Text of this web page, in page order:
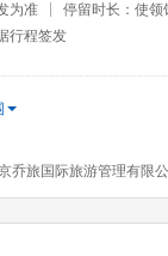
为准
停留时长：使领
行程签发
乔旅国际旅游管理有限